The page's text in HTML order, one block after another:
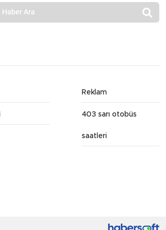
Reklam
403 sarı otobüs
saatleri